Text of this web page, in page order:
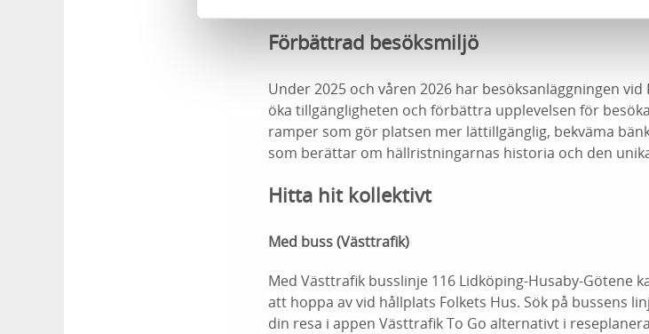
Förbättrad besöksmiljö
Under 2025 och våren 2026 har besöksanläggningen
öka tillgängligheten och förbättra upplevelsen för
ramper som gör platsen mer lättillgänglig, bekväma
som berättar om hällristningarnas historia och den
Hitta hit kollektivt
Med buss (Västtrafik)
Med Västtrafik busslinje 116 Lidköping-Husaby-Götene
att hoppa av vid hållplats Folkets Hus. Sök på bussens
din resa i appen Västtrafik To Go alternativt i